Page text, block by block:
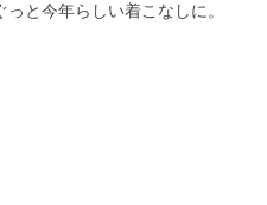
と今年らしい着こなしに。